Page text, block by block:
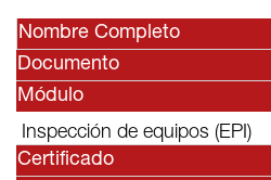
Nombre Completo
Documento
Módulo
Inspección de equipos (EPI)
Certificado